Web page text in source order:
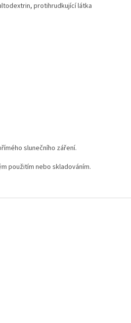
protihrudkující látka
slunečního záření.
použitím nebo skladováním.